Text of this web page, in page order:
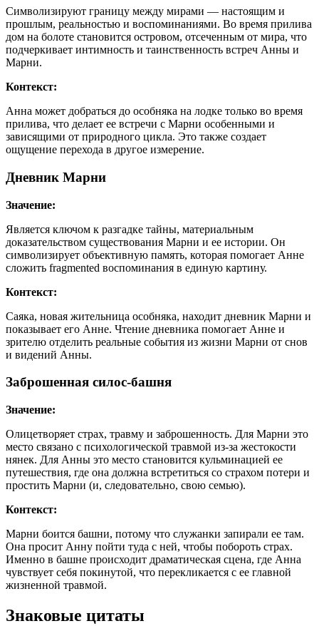
Символизируют границу между мирами — настоящим и
прошлым, реальностью и воспоминаниями. Во время прилива
дом на болоте становится островом, отсеченным от мира, что
подчеркивает интимность и таинственность встреч Анны и
Марни.
Контекст:
Анна может добраться до особняка на лодке только во время
прилива, что делает ее встречи с Марни особенными и
зависящими от природного цикла. Это также создает
ощущение перехода в другое измерение.
Дневник Марни
Значение:
Является ключом к разгадке тайны, материальным
доказательством существования Марни и ее истории. Он
символизирует объективную память, которая помогает Анне
сложить fragmented воспоминания в единую картину.
Контекст:
Саяка, новая жительница особняка, находит дневник Марни и
показывает его Анне. Чтение дневника помогает Анне и
зрителю отделить реальные события из жизни Марни от снов
и видений Анны.
Заброшенная силос-башня
Значение:
Олицетворяет страх, травму и заброшенность. Для Марни это
место связано с психологической травмой из-за жестокости
нянек. Для Анны это место становится кульминацией ее
путешествия, где она должна встретиться со страхом потери и
простить Марни (и, следовательно, свою семью).
Контекст:
Марни боится башни, потому что служанки запирали ее там.
Она просит Анну пойти туда с ней, чтобы побороть страх.
Именно в башне происходит драматическая сцена, где Анна
чувствует себя покинутой, что перекликается с ее главной
жизненной травмой.
Знаковые цитаты